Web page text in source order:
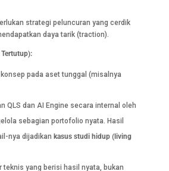
strategi peluncuran yang cerdik
daya tarik (traction).
pada aset tunggal (misalnya
QLS dan AI Engine secara internal oleh
sebagian portofolio nyata. Hasil
nya dijadikan kasus studi hidup (living
teknis yang berisi hasil nyata, bukan